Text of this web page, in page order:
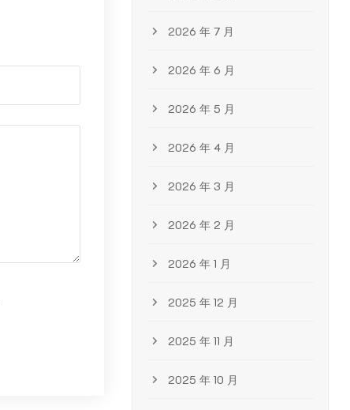
2026 年 7 月
2026 年 6 月
2026 年 5 月
2026 年 4 月
2026 年 3 月
2026 年 2 月
2026 年 1 月
2025 年 12 月
2025 年 11 月
2025 年 10 月